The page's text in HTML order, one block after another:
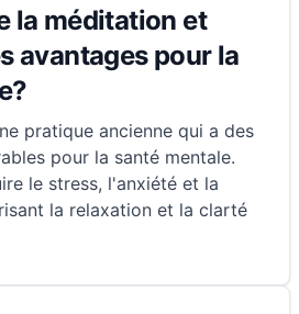
la méditation et
avantages pour la
pratique ancienne qui a des
pour la santé mentale.
le stress, l'anxiété et la
la relaxation et la clarté